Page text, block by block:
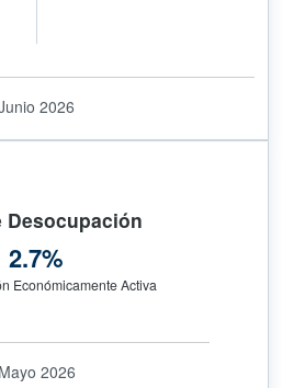
2026
Desocupación
2.7%
Económicamente Activa
Mayo 2026